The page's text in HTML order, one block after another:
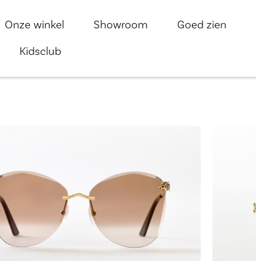
Onze winkel Showroom Goed zien
Kidsclub